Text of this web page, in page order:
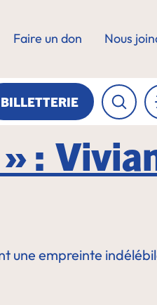
Faire un don Nous
BILLETTERIE
:
une empreinte